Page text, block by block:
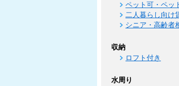
ペット可・ペッ
二人暮らし向け
シニア・高齢者
収納
ロフト付き
水周り